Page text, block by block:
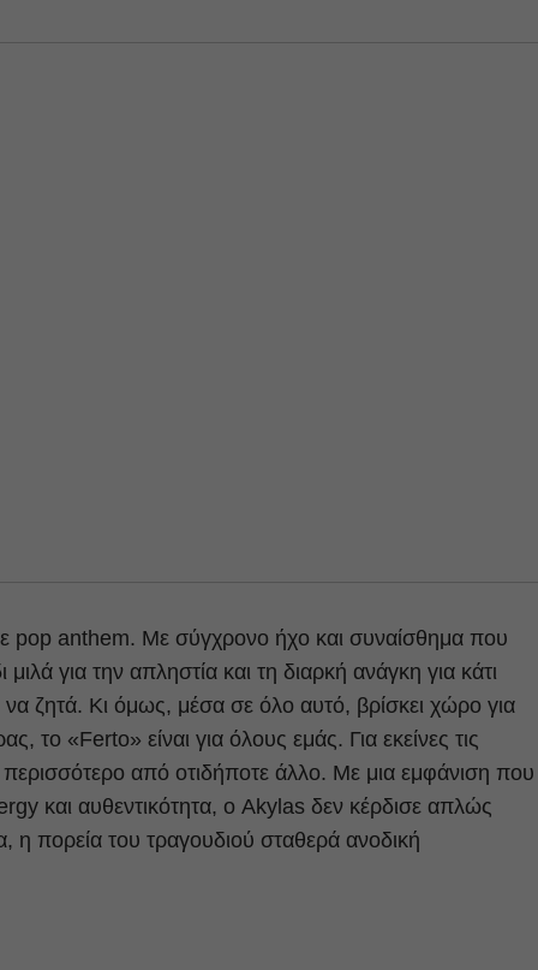
pop anthem. Με σύγχρονο ήχο και συναίσθημα που
για την απληστία και τη διαρκή ανάγκη για κάτι
ζητά. Κι όμως, μέσα σε όλο αυτό, βρίσκει χώρο για
το «Ferto» είναι για όλους εμάς. Για εκείνες τις
περισσότερο από οτιδήποτε άλλο. Με μια εμφάνιση που
και αυθεντικότητα, ο Akylas δεν κέρδισε απλώς
η πορεία του τραγουδιού σταθερά ανοδική